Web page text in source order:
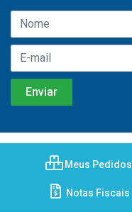
Meus Pedidos
Notas Fiscais